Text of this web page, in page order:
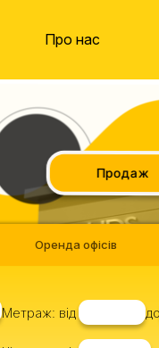
Про нас
Продаж
Оренда офісів
Метраж: від